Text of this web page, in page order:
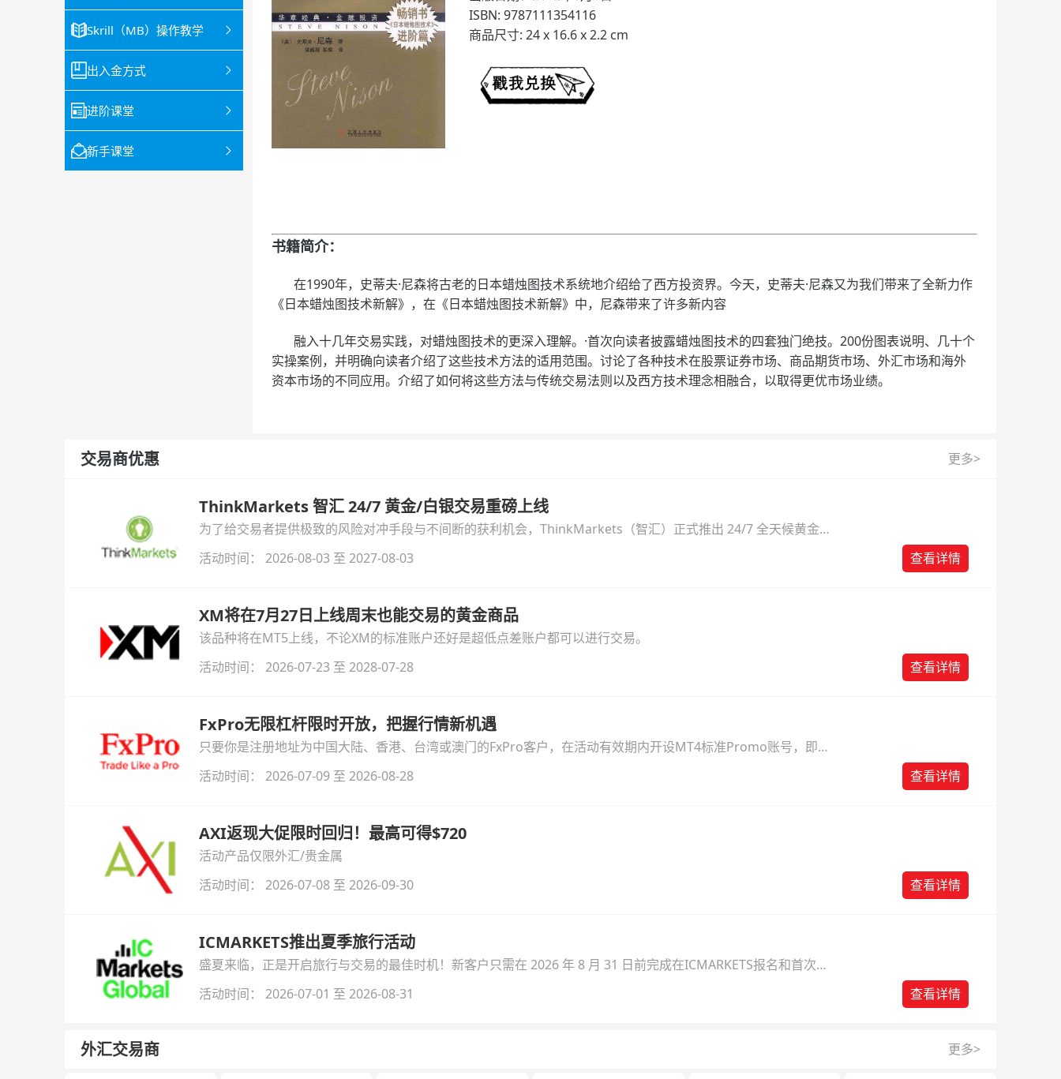
Skrill（MB）操作教学
出入金方式
进阶课堂
新手课堂
ISBN: 9787111354116
商品尺寸: 24 x 16.6 x 2.2 cm
书籍简介：
在1990年，史蒂夫·尼森将古老的日本蜡烛图技术系统地介绍给了西方投资界。今天，史蒂夫·尼森又为我们带来了全新力作
《日本蜡烛图技术新解》，在《日本蜡烛图技术新解》中，尼森带来了许多新内容
融入十几年交易实践，对蜡烛图技术的更深入理解。·首次向读者披露蜡烛图技术的四套独门绝技。200份图表说明、几十个
实操案例，并明确向读者介绍了这些技术方法的适用范围。讨论了各种技术在股票证券市场、商品期货市场、外汇市场和海外
资本市场的不同应用。介绍了如何将这些方法与传统交易法则以及西方技术理念相融合，以取得更优市场业绩。
交易商优惠 更多>
ThinkMarkets 智汇 24/7 黄金/白银交易重磅上线
为了给交易者提供极致的风险对冲手段与不间断的获利机会，ThinkMarkets（智汇）正式推出 24/7 全天候黄金
与白银交易！本文将为您详细拆解本次升级的核心交易品种、杠杆配置、支持软件及交易细则。
活动时间： 2026-08-03 至 2027-08-03 查看详情
XM将在7月27日上线周末也能交易的黄金商品
该品种将在MT5上线，不论XM的标准账户还好是超低点差账户都可以进行交易。
活动时间： 2026-07-23 至 2028-07-28
查看详情
FxPro无限杠杆限时开放，把握行情新机遇
只要你是注册地址为中国大陆、香港、台湾或澳门的FxPro客户，在活动有效期内开设MT4标准Promo账号，即可
自动解锁无限倍杠杆福利，无需额外复杂操作。
活动时间： 2026-07-09 至 2026-08-28 查看详情
AXI返现大促限时回归！最高可得$720
活动产品仅限外汇/贵金属
活动时间： 2026-07-08 至 2026-09-30
查看详情
ICMARKETS推出夏季旅行活动
盛夏来临，正是开启旅行与交易的最佳时机！新客户只需在 2026 年 8 月 31 日前完成在ICMARKETS报名和首次入
金即可参与！
活动时间： 2026-07-01 至 2026-08-31 查看详情
外汇交易商 更多>